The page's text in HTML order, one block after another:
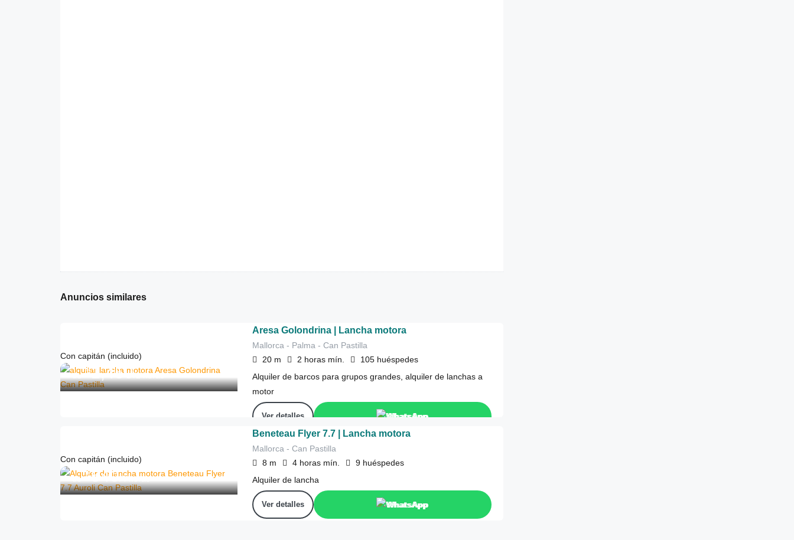
Anuncios similares
Con capitán (incluido)
de
€1,450/2 horas
Aresa Golondrina | Lancha motora
Mallorca - Palma - Can Pastilla
20 m 2 horas mín. 105 huéspedes
Alquiler de barcos para grupos grandes, alquiler de lanchas a
motor
Ver detalles WhatsApp
Con capitán (incluido)
de
€540/4 horas
Beneteau Flyer 7.7 | Lancha motora
Mallorca - Can Pastilla
8 m 4 horas mín. 9 huéspedes
Alquiler de lancha
Ver detalles WhatsApp